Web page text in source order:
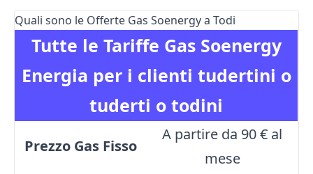
Quali sono le Offerte Gas Soenergy a Todi
Tutte le Tariffe Gas Soenergy
Energia per i clienti tudertini o
tuderti o todini
Prezzo Gas Fisso
A partire da 90 € al
mese